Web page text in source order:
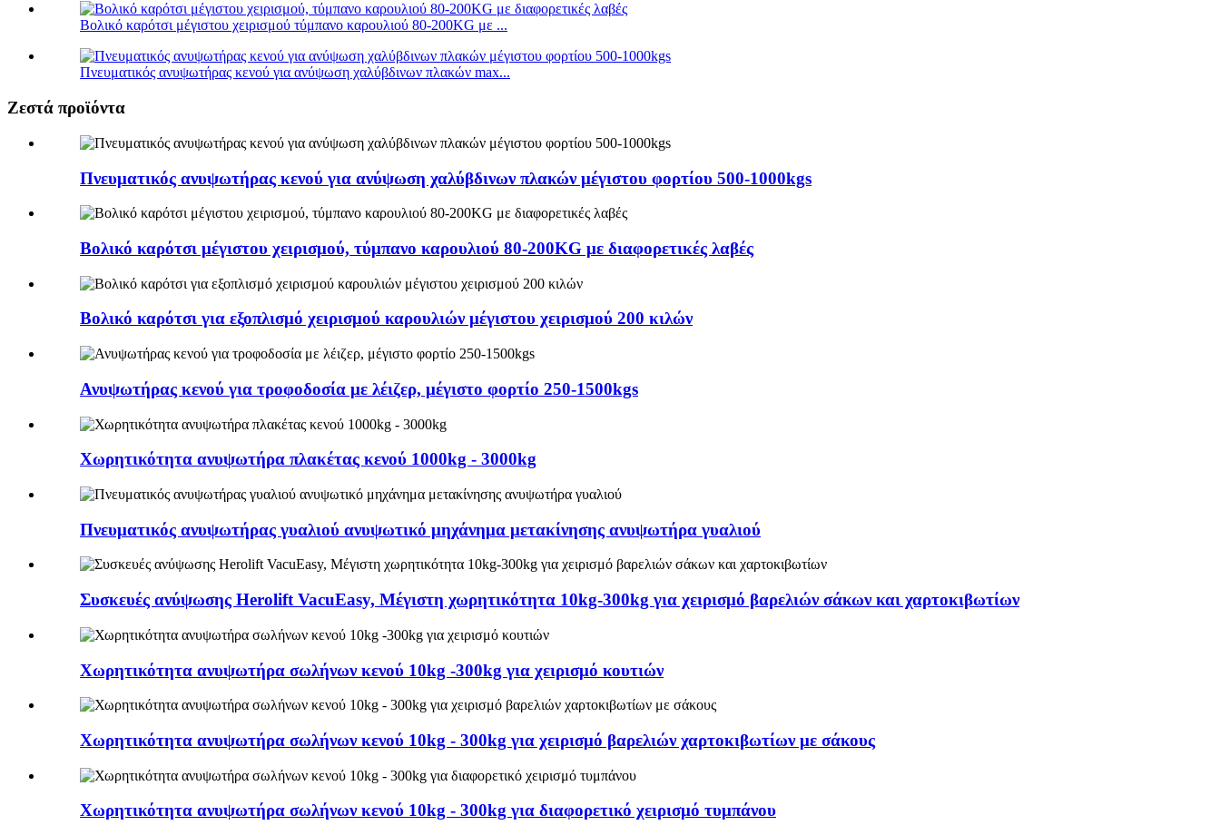
Βολικό καρότσι μέγιστου χειρισμού τύμπανο καρουλιού 80-200KG με ...
Πνευματικός ανυψωτήρας κενού για ανύψωση χαλύβδινων πλακών max...
Ζεστά προϊόντα
Πνευματικός ανυψωτήρας κενού για ανύψωση χαλύβδινων πλακών μέγιστου φορτίου 500-1000kgs
Βολικό καρότσι μέγιστου χειρισμού, τύμπανο καρουλιού 80-200KG με διαφορετικές λαβές
Βολικό καρότσι για εξοπλισμό χειρισμού καρουλιών μέγιστου χειρισμού 200 κιλών
Ανυψωτήρας κενού για τροφοδοσία με λέιζερ, μέγιστο φορτίο 250-1500kgs
Χωρητικότητα ανυψωτήρα πλακέτας κενού 1000kg - 3000kg
Πνευματικός ανυψωτήρας γυαλιού ανυψωτικό μηχάνημα μετακίνησης ανυψωτήρα γυαλιού
Συσκευές ανύψωσης Herolift VacuEasy, Μέγιστη χωρητικότητα 10kg-300kg για χειρισμό βαρελιών σάκων και χαρτοκιβωτίων
Χωρητικότητα ανυψωτήρα σωλήνων κενού 10kg -300kg για χειρισμό κουτιών
Χωρητικότητα ανυψωτήρα σωλήνων κενού 10kg - 300kg για χειρισμό βαρελιών χαρτοκιβωτίων με σάκους
Χωρητικότητα ανυψωτήρα σωλήνων κενού 10kg - 300kg για διαφορετικό χειρισμό τυμπάνου